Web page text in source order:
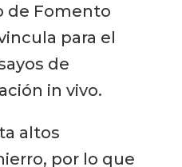
de Fomento
para el
de
in vivo.
altos
por lo que